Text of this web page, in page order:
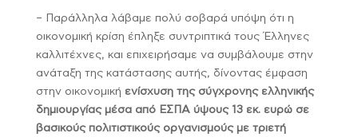
– Παράλληλα λάβαμε πολύ σοβαρά υπόψη ότι η
οικονομική κρίση έπληξε συντριπτικά τους Έλληνες
καλλιτέχνες, και επιχειρήσαμε να συμβάλουμε στην
ανάταξη της κατάστασης αυτής, δίνοντας έμφαση
στην οικονομική ενίσχυση της σύγχρονης ελληνικής
δημιουργίας μέσα από ΕΣΠΑ ύψους 13 εκ. ευρώ σε
βασικούς πολιτιστικούς οργανισμούς με τριετή